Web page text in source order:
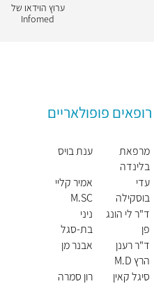
ערוץ הוידאו של
Infomed
רופאים פופולאריים
מרפאת
בלינדה
פלדמן
עדי
בוסקילה
ד"ר לי הונג
פן
ד"ר רענן
הרץ M.D
סיגל קאין
ענת בויס
אמיר קליי
M.SC
L.AC
ניני
בת-סגל
חיימוביץ'
אבנר מן
רון סמרה